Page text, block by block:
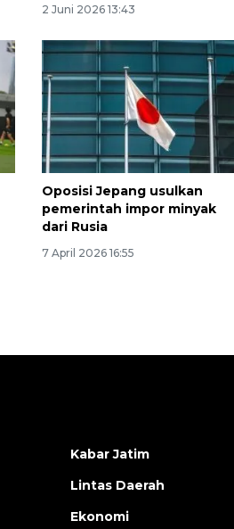
2 Juni 2026 13:43
Oposisi Jepang usulkan
pemerintah impor minyak
dari Rusia
7 April 2026 16:55
Kabar Jatim
Lintas Daerah
Ekonomi